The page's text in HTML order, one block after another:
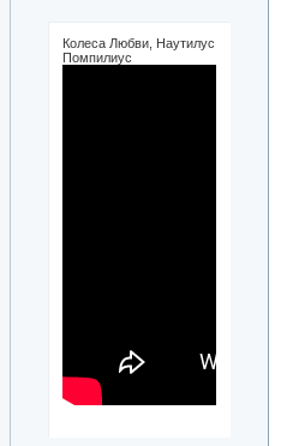
Колеса Любви, Наутилус
Помпилиус